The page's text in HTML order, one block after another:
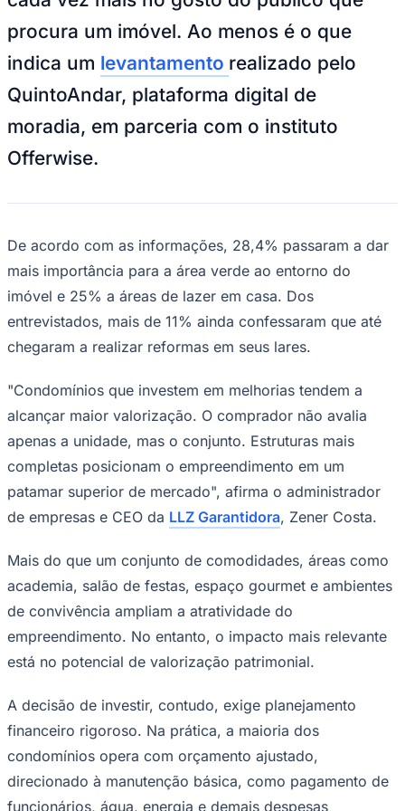
NBA
Fórmula 1
UFC
Tênis (ATP)
MLB
NHL
Atletismo
Vôlei
NBB
Paulistão
Copa do Brasil
Libertadores
Sul-Americana
Copa América
Champions League
Premier League
Mundial 2026
Times - Ir direto
procura um imóvel. Ao menos é o que
indica um levantamento realizado pelo
QuintoAndar, plataforma digital de
moradia, em parceria com o instituto
Offerwise.
De acordo com as informações, 28,4% passaram a dar
mais importância para a área verde ao entorno do
imóvel e 25% a áreas de lazer em casa. Dos
entrevistados, mais de 11% ainda confessaram que até
chegaram a realizar reformas em seus lares.
"Condomínios que investem em melhorias tendem a
alcançar maior valorização. O comprador não avalia
apenas a unidade, mas o conjunto. Estruturas mais
completas posicionam o empreendimento em um
patamar superior de mercado", afirma o administrador
de empresas e CEO da LLZ Garantidora, Zener Costa.
Mais do que um conjunto de comodidades, áreas como
academia, salão de festas, espaço gourmet e ambientes
de convivência ampliam a atratividade do
empreendimento. No entanto, o impacto mais relevante
está no potencial de valorização patrimonial.
A decisão de investir, contudo, exige planejamento
financeiro rigoroso. Na prática, a maioria dos
condomínios opera com orçamento ajustado,
direcionado à manutenção básica, como pagamento de
funcionários, água, energia e demais despesas